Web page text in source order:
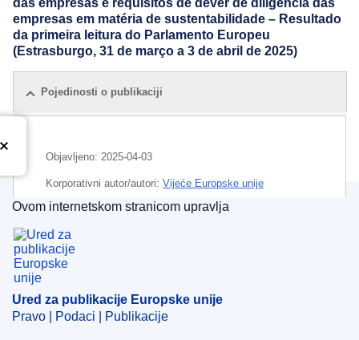
das empresas e requisitos de dever de diligência das
empresas em matéria de sustentabilidade – Resultado
da primeira leitura do Parlamento Europeu
(Estrasburgo, 31 de março a 3 de abril de 2025)
Pojedinosti o publikaciji
Objavljeno: 2025-04-03
Korporativni autor/autori: Vijeće Europske unije
IMMC : ST 7552 2025 INIT
Ured za publikacije Europske unije
Ovom internetskom stranicom upravlja
Ured za publikacije Europske unije
Pravo | Podaci | Publikacije